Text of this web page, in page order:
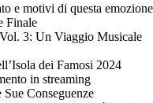
e motivi di questa emozione
Finale
3: Un Viaggio Musicale
dei Famosi 2024
in streaming
Conseguenze